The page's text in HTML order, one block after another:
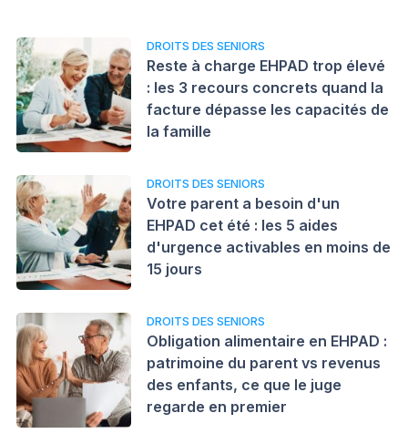
DROITS DES SENIORS
Reste à charge EHPAD trop élevé
: les 3 recours concrets quand la
facture dépasse les capacités de
la famille
DROITS DES SENIORS
Votre parent a besoin d'un
EHPAD cet été : les 5 aides
d'urgence activables en moins de
15 jours
DROITS DES SENIORS
Obligation alimentaire en EHPAD :
patrimoine du parent vs revenus
des enfants, ce que le juge
regarde en premier